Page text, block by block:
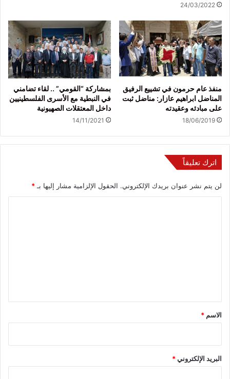
24/03/2022
منفذ عام حرمون في تشييع الرفيق
المناضل ابراهيم عازار: مناضل ثبت
على مبادئه وعقيدته
18/06/2019
بمشاركة “القومي” .. لقاء تضامني
في النبطية مع الأسرى الفلسطينيين
داخل المعتقلات الصهيونية
14/11/2021
اترك تعليقاً
لن يتم نشر عنوان بريدك الإلكتروني. الحقول الإلزامية مشار إليها بـ *
*
الاسم *
البريد الإلكتروني*